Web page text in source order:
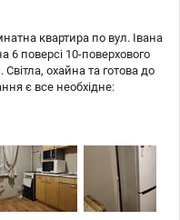
квартира по вул. Івана
6 поверсі 10-поверхового
охайна та готова до
є все необхідне:
у тихому дворі,
необхідна
для однієї людини або
організації перегляду